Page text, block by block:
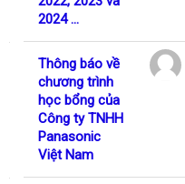
2024 ...
Thông báo về
chương trình
học bổng của
Công ty TNHH
Panasonic
Việt Nam